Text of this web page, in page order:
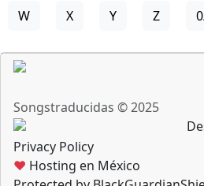
W X Y Z
Songstraducidas © 2025
Privacy Policy
♥ Hosting en México